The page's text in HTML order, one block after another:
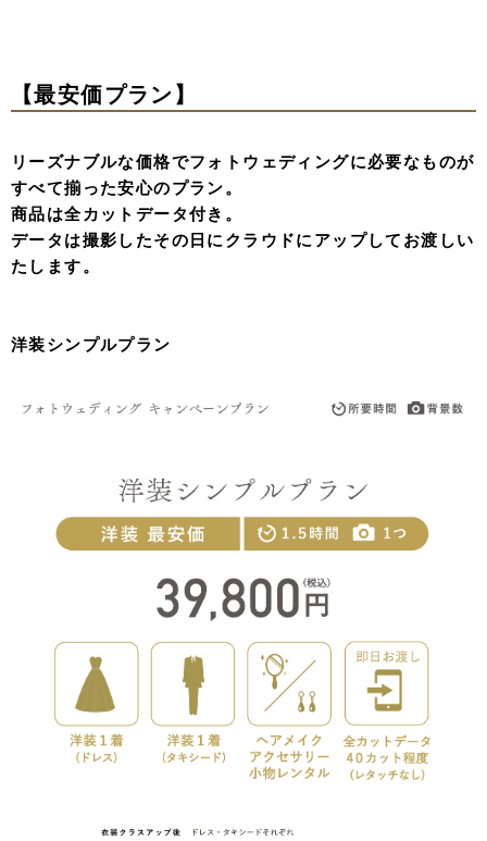
【最安価プラン】
リーズナブルな価格でフォトウェディングに必要なものが
すべて揃った安心のプラン。
商品は全カットデータ付き。
データは撮影したその日にクラウドにアップしてお渡しい
たします。
洋装シンプルプラン